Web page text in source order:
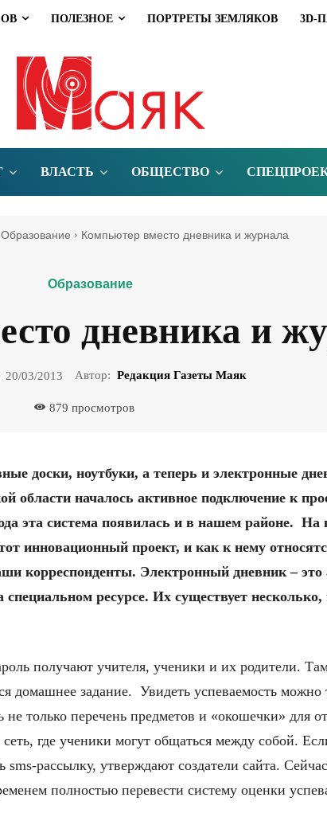
ПОЛЕЗНОЕ ПОРТРЕТЫ ЗЕМЛЯКОВ 3D-
ВЛАСТЬ ОБЩЕСТВО
Образование Компьютер вместо дневника и журнала
Образование
дневника и
20/03/2013 Автор: Редакция Газеты Маяк
879 просмотров
доски, ноутбуки, а теперь и электронные
области началось активное подключение к
эта система появилась и в нашем районе. На
инновационный проект, и как к нему
корреспонденты. Электронный дневник – это
ресурсе. Их существует
получают учителя, ученики и их родители.
домашнее задание. Увидеть успеваемость можно
только перечень предметов и «окошечки» для
где ученики могут общаться между собой.
рассылку, утверждают создатели сайта.
полностью перевести систему оценки